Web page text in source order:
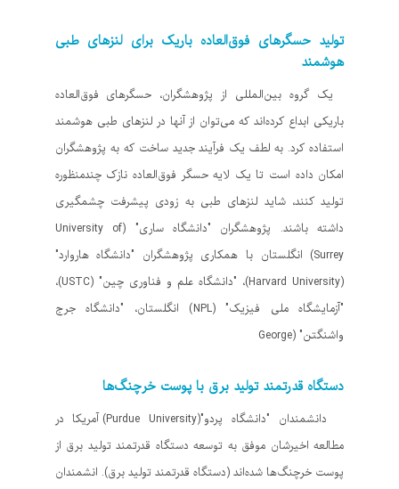
تولید حسگرهای فوق‌العاده باریک برای لنزهای طبی
هوشمند
یک گروه بین‌المللی از پژوهشگران، حسگرهای فوق‌العاده
باریکی ابداع کرده‌اند که می‌توان از آنها در لنزهای طبی هوشمند
استفاده کرد. به لطف یک فرآیند جدید ساخت که به پژوهشگران
امکان داده است تا یک لایه حسگر فوق‌العاده نازک چندمنظوره
تولید کنند، شاید لنزهای طبی به زودی پیشرفت چشمگیری
داشته باشند. پژوهشگران "دانشگاه ساری" (University of
Surrey) انگلستان با همکاری پژوهشگران "دانشگاه هاروارد"
(Harvard University)، "دانشگاه علم و فناوری چین" (USTC)،
"آزمایشگاه ملی فیزیک" (NPL) انگلستان، "دانشگاه جرج
واشنگتن" (George
دستگاه قدرتمند تولید برق با پوست خرچنگ‌ها
دانشمندان "دانشگاه پردو"(Purdue University) آمریکا در
مطالعه اخیرشان موفق به توسعه دستگاه قدرتمند تولید برق از
پوست خرچنگ‌ها شده‌اند (دستگاه قدرتمند تولید برق). انشمندان